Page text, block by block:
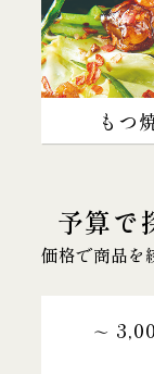
もつ
予算で
価格で商品を
～